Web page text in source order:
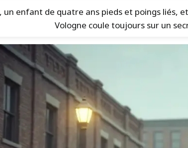
un enfant de quatre ans pieds et poings
Vologne coule toujours sur un